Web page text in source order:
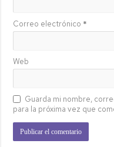
Correo electrónico *
Web
Guarda mi nombre,
para la próxima vez que